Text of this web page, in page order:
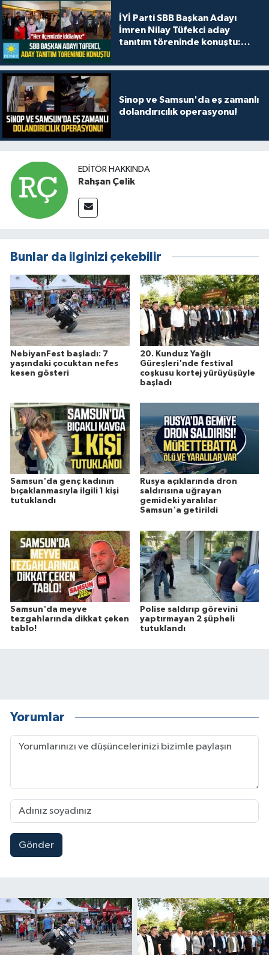
İYİ Parti SBB Başkan Adayı
İmren Nilay Tüfekci aday
tanıtım töreninde konuştu:
Sinop ve Samsun'da eş zamanlı
dolandırıcılık operasyonu!
EDITÖR HAKKINDA
Rahşan Çelik
Bunlar da ilginizi çekebilir
NebiyanFest başladı: 7
yaşındaki çocuktan nefes
kesen gösteri
20. Kunduz Yağlı
Güreşleri'nde festival
coşkusu kortej yürüyüşüyle
başladı
Samsun'da genç kadının
bıçaklanmasıyla ilgili 1 kişi
tutuklandı
Rusya açıklarında dron
saldırısına uğrayan
gemideki yaralılar
Samsun'a getirildi
Samsun'da meyve
tezgahlarında dikkat çeken
tablo!
Polise saldırıp görevini
yaptırmayan 2 şüpheli
tutuklandı
Yorumlar
Gönder